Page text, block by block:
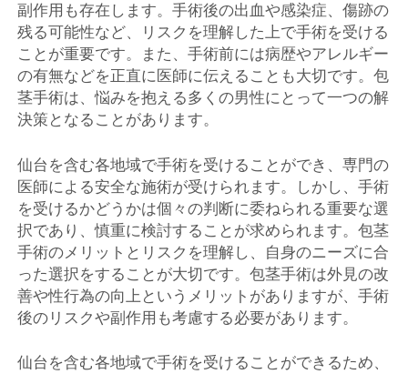
副作用も存在します。手術後の出血や感染症、傷跡の
残る可能性など、リスクを理解した上で手術を受ける
ことが重要です。また、手術前には病歴やアレルギー
の有無などを正直に医師に伝えることも大切です。包
茎手術は、悩みを抱える多くの男性にとって一つの解
決策となることがあります。
仙台を含む各地域で手術を受けることができ、専門の
医師による安全な施術が受けられます。しかし、手術
を受けるかどうかは個々の判断に委ねられる重要な選
択であり、慎重に検討することが求められます。包茎
手術のメリットとリスクを理解し、自身のニーズに合
った選択をすることが大切です。包茎手術は外見の改
善や性行為の向上というメリットがありますが、手術
後のリスクや副作用も考慮する必要があります。
仙台を含む各地域で手術を受けることができるため、